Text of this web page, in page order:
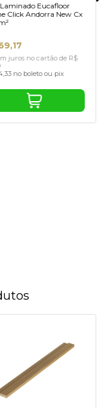
Eucafloor
Click Andorra New Cx
juros no cartão de R$
no boleto ou pix